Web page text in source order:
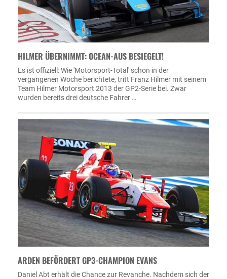
HILMER ÜBERNIMMT: OCEAN-AUS BESIEGELT!
Es ist offiziell: Wie 'Motorsport-Total' schon in der
vergangenen Woche berichtete, tritt Franz Hilmer mit seinem
Team Hilmer Motorsport 2013 der GP2-Serie bei. Zwar
wurden bereits drei deutsche Fahrer …
ARDEN BEFÖRDERT GP3-CHAMPION EVANS
Daniel Abt erhält die Chance zur Revanche. Nachdem sich der